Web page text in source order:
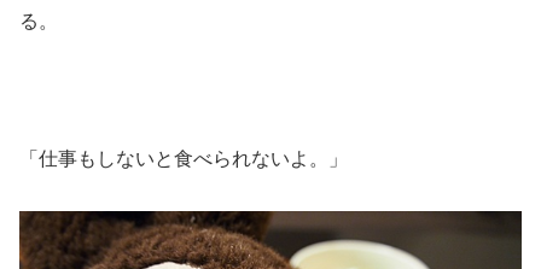
る。
「仕事もしないと食べられないよ。」